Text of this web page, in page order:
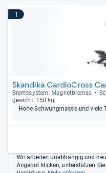
1
Skandika CardioCross
Brems­sys­tem: Magnet­bremse
ge­wicht: 150 kg
Hohe Schwung­masse und viele
Wir arbeiten unabhängig und
Angebot klicken, unterstützen